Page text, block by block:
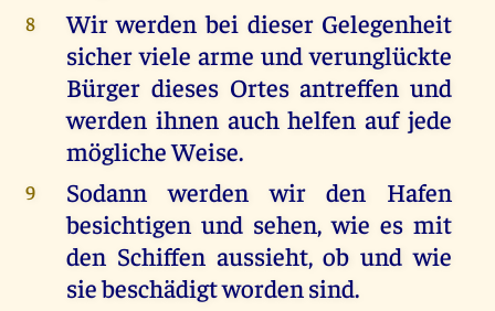
8
Wir werden bei dieser Gelegenheit
sicher viele arme und verunglückte
Bürger dieses Ortes antreffen und
werden ihnen auch helfen auf jede
mögliche Weise.
9
Sodann werden wir den Hafen
besichtigen und sehen, wie es mit
den Schiffen aussieht, ob und wie
sie beschädigt worden sind.